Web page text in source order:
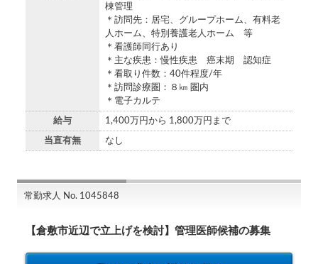
棟管理
＊訪問先：居宅、グループホーム、有料老
人ホーム、特別養護老人ホーム 等
＊看護師同行あり
＊主な疾患：慢性疾患 癌末期 認知症
＊看取り件数：40件程度/年
＊訪問診療圏：８㎞ 圏内
＊電子カルテ
給与 1,400万円から 1,800万円まで
当直有無 なし
常勤求人 No. 1045848
【倉敷市近辺で立上げを検討】管理医師候補の募集